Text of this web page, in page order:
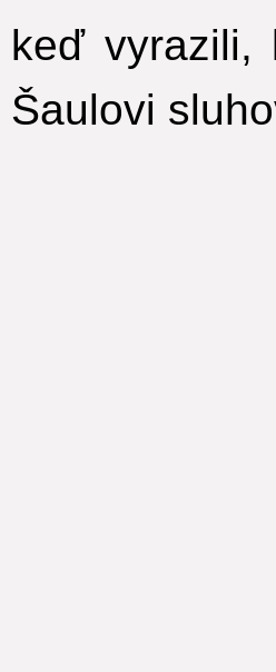
keď vyrazili,
Šaulovi